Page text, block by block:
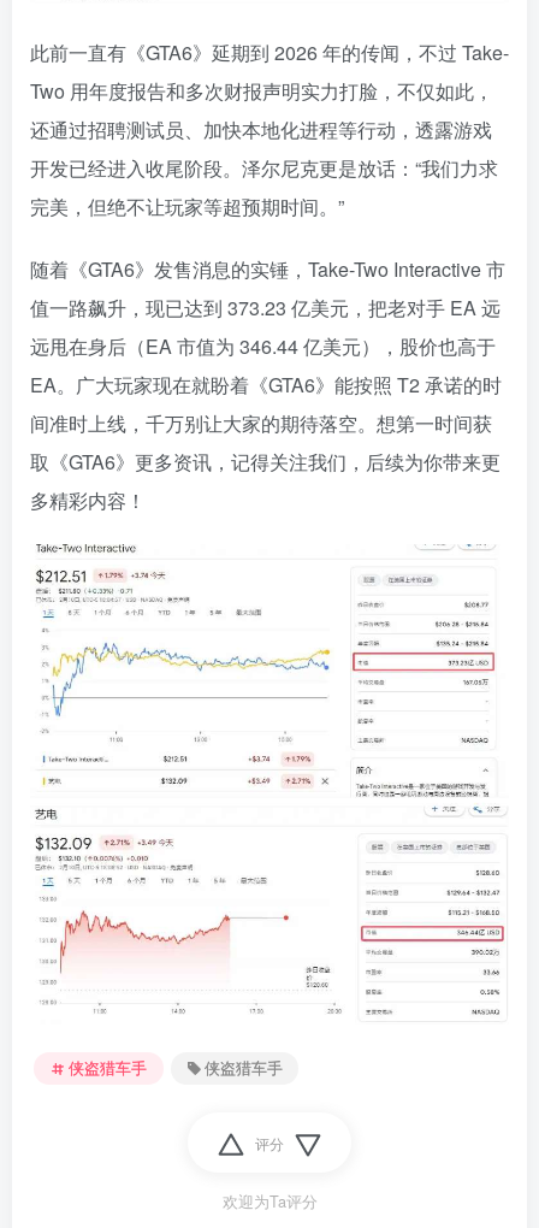
此前一直有《GTA6》延期到 2026 年的传闻，不过 Take-
Two 用年度报告和多次财报声明实力打脸，不仅如此，
还通过招聘测试员、加快本地化进程等行动，透露游戏
开发已经进入收尾阶段。泽尔尼克更是放话：“我们力求
完美，但绝不让玩家等超预期时间。”
随着《GTA6》发售消息的实锤，Take-Two Interactive 市
值一路飙升，现已达到 373.23 亿美元，把老对手 EA 远
远甩在身后（EA 市值为 346.44 亿美元），股价也高于
EA。广大玩家现在就盼着《GTA6》能按照 T2 承诺的时
间准时上线，千万别让大家的期待落空。想第一时间获
取《GTA6》更多资讯，记得关注我们，后续为你带来更
多精彩内容！
侠盗猎车手 侠盗猎车手
评分
欢迎为Ta评分